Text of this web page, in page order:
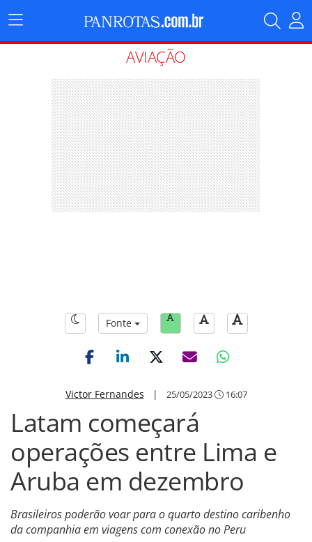
Menu
Principal
AVIAÇÃO
Fonte
Victor Fernandes | 25/05/2023 16:07
Latam começará
operações entre Lima e
Aruba em dezembro
Brasileiros poderão voar para o quarto destino caribenho
da companhia em viagens com conexão no Peru